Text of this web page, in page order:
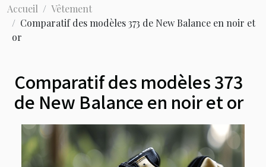
Accueil
Vêtement
Comparatif des modèles 373 de New Balance en noir et
or
Comparatif des modèles 373
de New Balance en noir et or